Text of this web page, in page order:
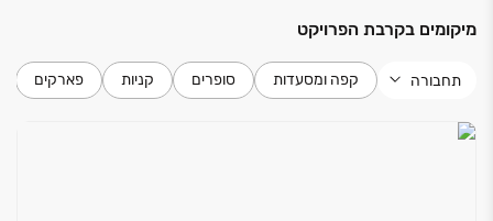
מיקומים בקרבת הפרויקט
תחבורה קפה ומסעדות סופרים קניות פארקים